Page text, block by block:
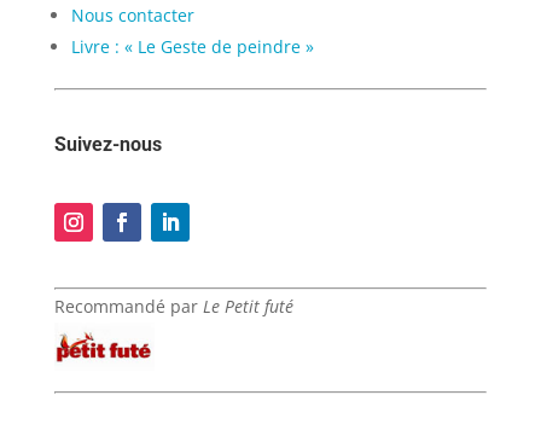
Nous contacter
Livre : « Le Geste de peindre »
Suivez-nous
Recommandé par Le Petit futé